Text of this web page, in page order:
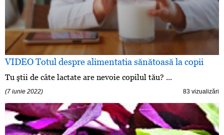
VIDEO Totul despre alimentatia sănătoasă la copii
Tu ştii de câte lactate are nevoie copilul tău? ...
(7 iunie 2022) 83 vizualizări